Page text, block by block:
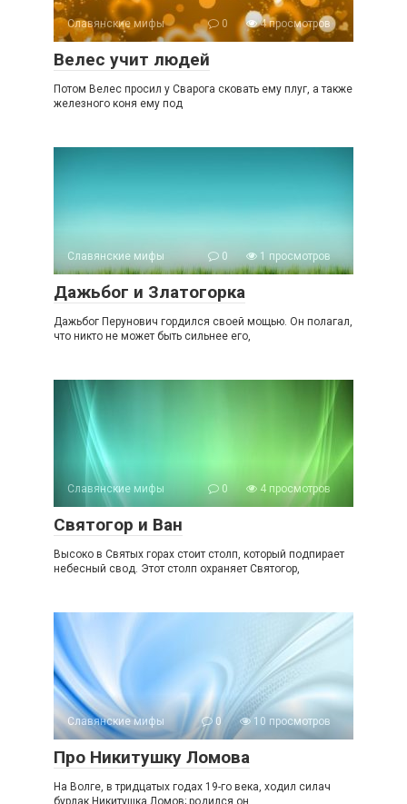
Славянские мифы 0 4 просмотров
Велес учит людей
Потом Велес просил у Сварога сковать ему плуг, а также
железного коня ему под
Славянские мифы 0 1 просмотров
Дажьбог и Златогорка
Дажьбог Перунович гордился своей мощью. Он полагал,
что никто не может быть сильнее его,
Славянские мифы 0 4 просмотров
Святогор и Ван
Высоко в Святых горах стоит столп, который подпирает
небесный свод. Этот столп охраняет Святогор,
Славянские мифы 0 10 просмотров
Про Никитушку Ломова
На Волге, в тридцатых годах 19-го века, ходил силач
бурлак Никитушка Ломов; родился он